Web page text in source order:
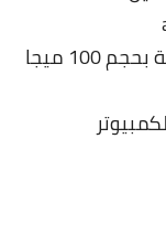
تحميل لعبة gta san andreas مضغوطة بحجم 100 ميجا